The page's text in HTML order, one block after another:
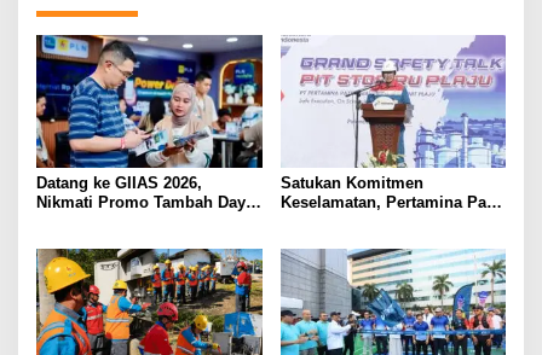
Datang ke GIIAS 2026,
Nikmati Promo Tambah Daya
Satukan Komitmen
Keselamatan, Pertamina Patra
Pit Stop Tahap II 2026